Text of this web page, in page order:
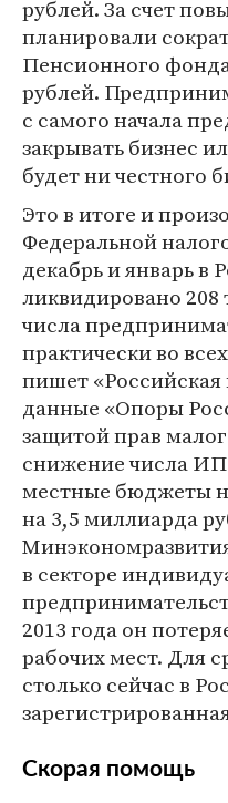
рублей. За счет
планировали
Пенсионного
рублей.
с самого начала
закрывать бизнес
будет ни честного
Это в итоге и
Федеральной
декабрь и январь в
ликвидировано
числа
практически во
пишет «Российская
данные «Опоры
защитой прав
снижение числа
местные бюджеты
на 3,5 миллиарда
в секторе
2013 года он
рабочих мест. Для
столько сейчас в
Скорая помощь